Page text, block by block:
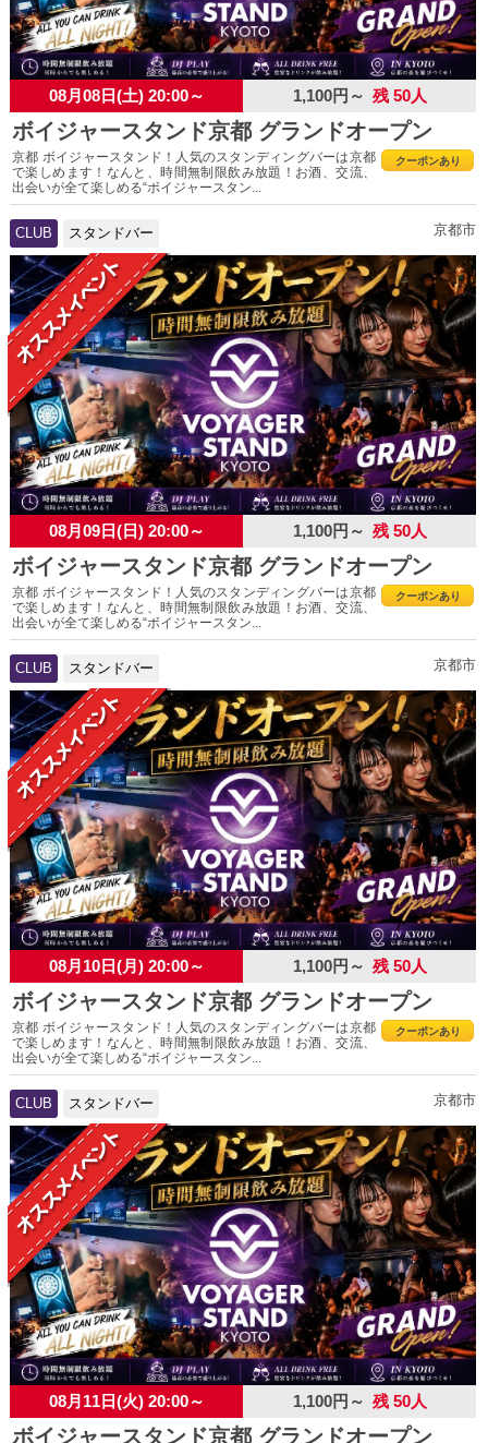
08月08日(土) 20:00～ 1,100円～ 残 50人
ボイジャースタンド京都 グランドオープン
クーポンあり
京都 ボイジャースタンド！人気のスタンディングバーは京都
で楽しめます！なんと、時間無制限飲み放題！お酒、交流、
出会いが全て楽しめる“ボイジャースタン...
CLUB スタンドバー 京都市
08月09日(日) 20:00～ 1,100円～ 残 50人
ボイジャースタンド京都 グランドオープン
クーポンあり
京都 ボイジャースタンド！人気のスタンディングバーは京都
で楽しめます！なんと、時間無制限飲み放題！お酒、交流、
出会いが全て楽しめる“ボイジャースタン...
CLUB スタンドバー 京都市
08月10日(月) 20:00～ 1,100円～ 残 50人
ボイジャースタンド京都 グランドオープン
クーポンあり
京都 ボイジャースタンド！人気のスタンディングバーは京都
で楽しめます！なんと、時間無制限飲み放題！お酒、交流、
出会いが全て楽しめる“ボイジャースタン...
CLUB スタンドバー 京都市
08月11日(火) 20:00～ 1,100円～ 残 50人
ボイジャースタンド京都 グランドオープン